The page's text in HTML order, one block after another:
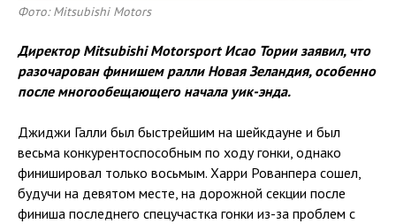
Фото: Mitsubishi Motors
Директор Mitsubishi Motorsport Исао Тории заявил, что
разочарован финишем ралли Новая Зеландия, особенно
после многообещающего начала уик-энда.
Джиджи Галли был быстрейшим на шейкдауне и был
весьма конкурентоспособным по ходу гонки, однако
финишировал только восьмым. Харри Рованпера сошел,
будучи на девятом месте, на дорожной секции после
финиша последнего спецучастка гонки из-за проблем с